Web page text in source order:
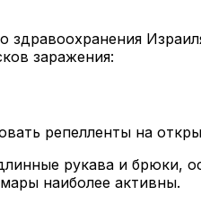
здравоохранения
заражения:
репелленты на
рукава и брюки,
наиболее активны.